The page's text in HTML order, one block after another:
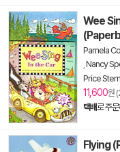
Wee
Pamela
Nancy
Price
11,600원
택배로 주
Flying